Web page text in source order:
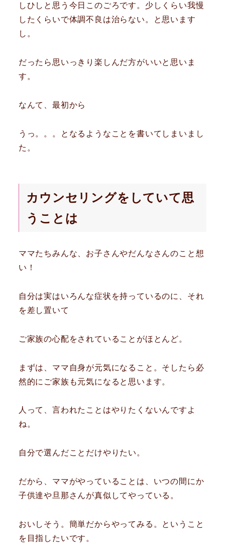
しひしと思う今日このごろです。少しくらい我慢
したくらいで体調不良は治らない。と思います
し。
だったら思いっきり楽しんだ方がいいと思いま
す。
なんて、最初から
うっ。。。となるようなことを書いてしまいまし
た。
カウンセリングをしていて思
うことは
ママたちみんな、お子さんやだんなさんのこと想
い！
自分は実はいろんな症状を持っているのに、それ
を差し置いて
ご家族の心配をされていることがほとんど。
まずは、ママ自身が元気になること。そしたら必
然的にご家族も元気になると思います。
人って、言われたことはやりたくないんですよ
ね。
自分で選んだことだけやりたい。
だから、ママがやっていることは、いつの間にか
子供達や旦那さんが真似してやっている。
おいしそう。簡単だからやってみる。ということ
を目指したいです。